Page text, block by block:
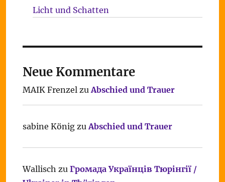
Licht und Schatten
Neue Kommentare
MAIK FrenzelzuAbschied und Trauer
sabine KönigzuAbschied und Trauer
Wallisch zu Громада Українців Тюрінгії /